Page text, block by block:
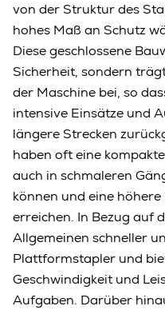
von der Struktur des
hohes Maß an Schutz
Diese geschlossene
Sicherheit, sondern
der Maschine bei, so
intensive Einsätze und
längere Strecken
haben oft eine
auch in schmaleren
können und eine
erreichen. In Bezug auf
Allgemeinen schneller
Plattformstapler und
Geschwindigkeit und
Aufgaben. Darüber